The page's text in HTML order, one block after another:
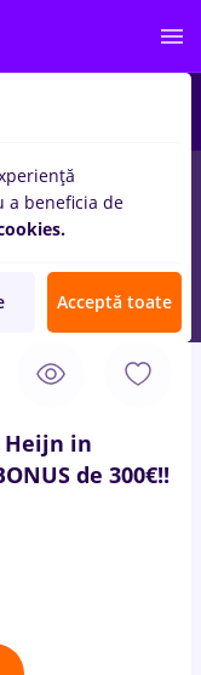
Entry-Level
Heijn in
de 300€!!
a beneficia de
Acceptă toate